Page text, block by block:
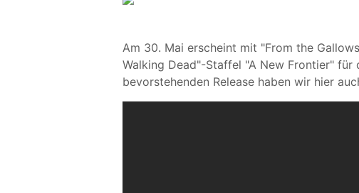
Am 30. Mai erscheint mit "From the
Walking Dead"-Staffel "A New Frontier" für
bevorstehenden Release haben wir hier